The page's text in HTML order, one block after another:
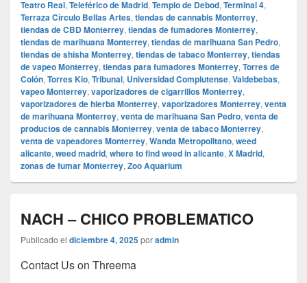
Teatro Real, Teleférico de Madrid, Templo de Debod, Terminal 4,
Terraza Círculo Bellas Artes, tiendas de cannabis Monterrey,
tiendas de CBD Monterrey, tiendas de fumadores Monterrey,
tiendas de marihuana Monterrey, tiendas de marihuana San Pedro,
tiendas de shisha Monterrey, tiendas de tabaco Monterrey, tiendas
de vapeo Monterrey, tiendas para fumadores Monterrey, Torres de
Colón, Torres Kio, Tribunal, Universidad Complutense, Valdebebas,
vapeo Monterrey, vaporizadores de cigarrillos Monterrey,
vaporizadores de hierba Monterrey, vaporizadores Monterrey, venta
de marihuana Monterrey, venta de marihuana San Pedro, venta de
productos de cannabis Monterrey, venta de tabaco Monterrey,
venta de vapeadores Monterrey, Wanda Metropolitano, weed
alicante, weed madrid, where to find weed in alicante, X Madrid,
zonas de fumar Monterrey, Zoo Aquarium
NACH – CHICO PROBLEMATICO
Publicado el diciembre 4, 2025poradmin
Contact Us on Threema